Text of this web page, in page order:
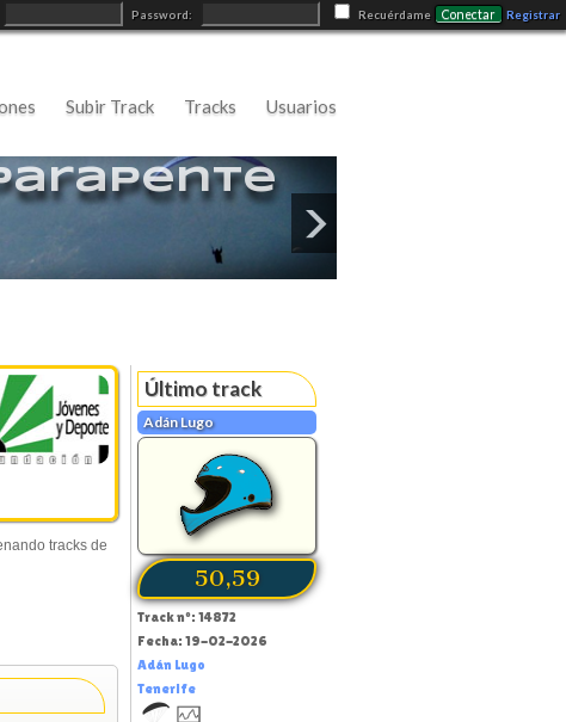
Password: Recuérdame Conectar Registrar
Subir Track Tracks Usuarios
tracks de
Último track
Adán Lugo
50,59
Track nº: 14872
Fecha: 19-02-2026
Adán Lugo
Tenerife